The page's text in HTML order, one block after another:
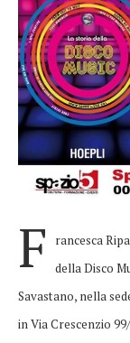
F
rancesca
della Disco
Savastano, nella
in Via Crescenzio